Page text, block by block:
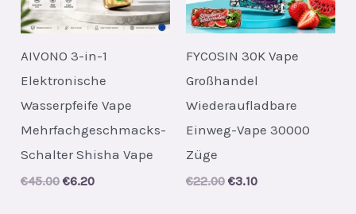
AIVONO 3-in-1
Elektronische
Wasserpfeife Vape
Mehrfachgeschmacks-
Schalter Shisha Vape
€45.00 Original
€6.20Current
FYCOSIN 30K Vape
Großhandel
Wiederaufladbare
Einweg-Vape 30000
Züge
€22.00 Original
€3.10Current